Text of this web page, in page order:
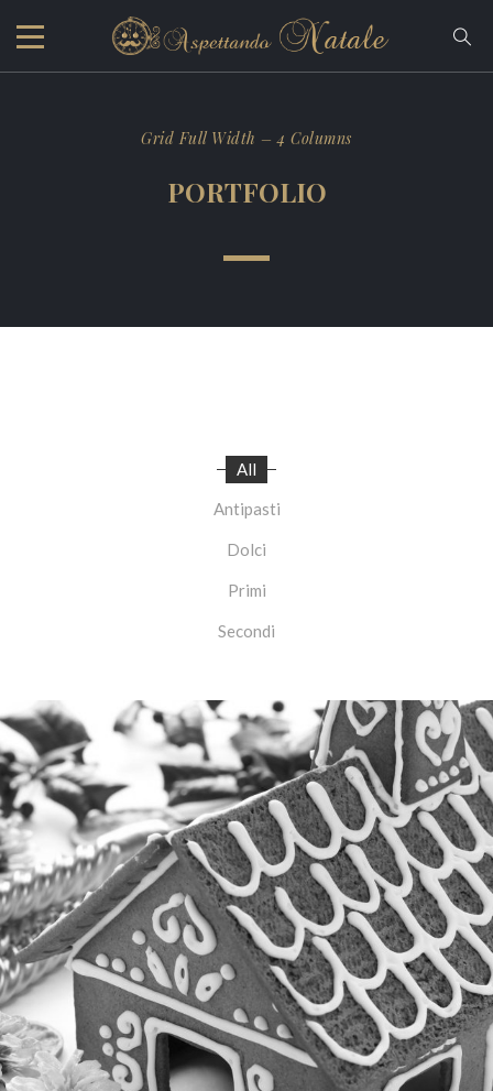
Grid Full Width – 4 Columns
PORTFOLIO
All
Antipasti
Dolci
Primi
Secondi